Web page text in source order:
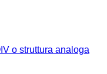
o struttura analoga